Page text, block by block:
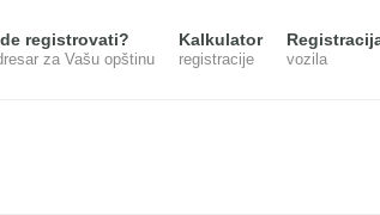
registrovati?
za Vašu opštinu
Kalkulator
registracije vozila